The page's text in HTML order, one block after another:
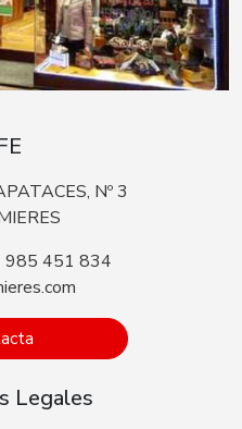
Nº 3
985 451 834
Legales